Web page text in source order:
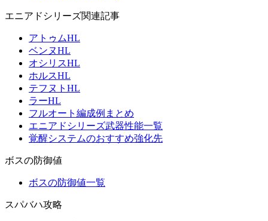
エニアドシリーズ関連記事
アトゥムHL
ベンヌHL
オシリスHL
ホルスHL
テフヌトHL
ラーHL
フルオート編成例まとめ
エニアドシリーズ武器性能一覧
覚醒システムのおすすめ強化先
ボスの防御値
ボスの防御値一覧
スパバハ攻略